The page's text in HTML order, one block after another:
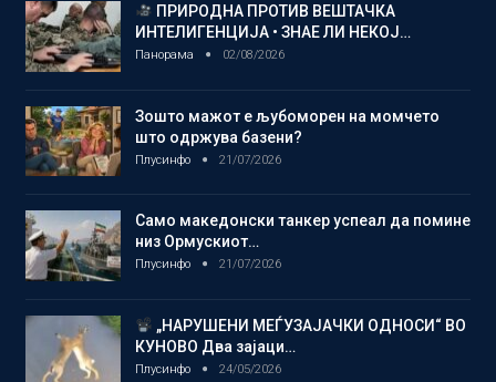
ПРИРОДНА ПРОТИВ ВЕШТАЧКА
ИНТЕЛИГЕНЦИЈА • ЗНАЕ ЛИ НЕКОЈ…
Панорама 02/08/2026
Зошто мажот е љубоморен на момчето
што одржува базени?
Плусинфо 21/07/2026
Само македонски танкер успеал да помине
низ Ормускиот…
Плусинфо 21/07/2026
„НАРУШЕНИ МЕЃУЗАЈАЧКИ ОДНОСИ“ ВО
КУНОВО Два зајаци…
Плусинфо 24/05/2026